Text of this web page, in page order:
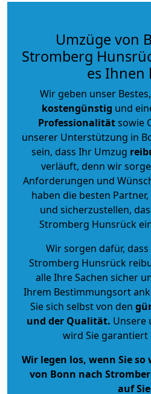
Umzüge von
Stromberg
es Ihnen
Wir geben unser
kostengünstig und
Professionalitätsowie
unserer Unterstützung in
sein, dass Ihr Umzug
verläuft, denn wir
Anforderungen und
haben die besten
und sicherzustellen,
Stromberg Hunsrück
Wir sorgen dafür,
Stromberg Hunsrück
alle Ihre Sachen sicher
Ihrem Bestimmungsort
Sie sich selbst von den
und der Qualität. Unsere
wird Sie garantiert
Wir legen los, wenn Sie
von Bonn nach
auf